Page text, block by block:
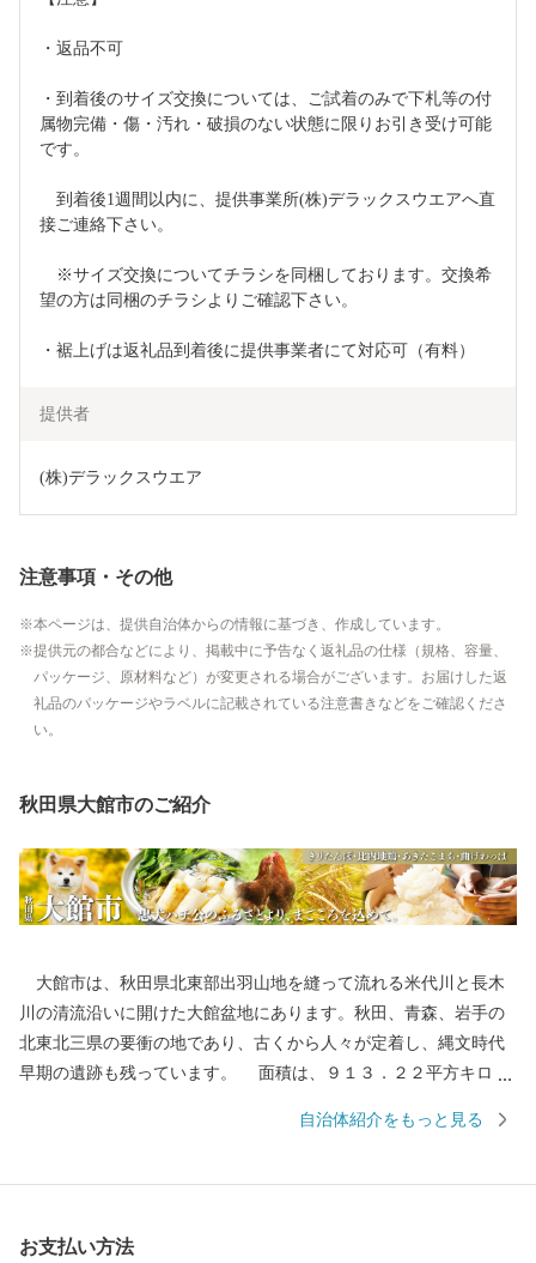
・返品不可
・到着後のサイズ交換については、ご試着のみで下札等の付
属物完備・傷・汚れ・破損のない状態に限りお引き受け可能
です。
到着後1週間以内に、提供事業所(株)デラックスウエアへ直
接ご連絡下さい。
※サイズ交換についてチラシを同梱しております。交換希
望の方は同梱のチラシよりご確認下さい。
・裾上げは返礼品到着後に提供事業者にて対応可（有料）
提供者
(株)デラックスウエア
注意事項・その他
本ページは、提供自治体からの情報に基づき、作成しています。
提供元の都合などにより、掲載中に予告なく返礼品の仕様（規格、容量、
パッケージ、原材料など）が変更される場合がございます。お届けした返
礼品のパッケージやラベルに記載されている注意書きなどをご確認くださ
い。
秋田県大館市のご紹介
大館市は、秋田県北東部出羽山地を縫って流れる米代川と長木
川の清流沿いに開けた大館盆地にあります。秋田、青森、岩手の
北東北三県の要衝の地であり、古くから人々が定着し、縄文時代
早期の遺跡も残っています。 面積は、９１３．２２平方キロメ
能代空港）や日本海沿岸東北自動車道などの高速交通体系の整備
ふるさとの味「きりたんぽ鍋」の本場 ・日本三大美味鶏「比内
自治体紹介をもっと見る
お支払い方法